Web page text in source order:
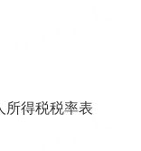
所得税税率表